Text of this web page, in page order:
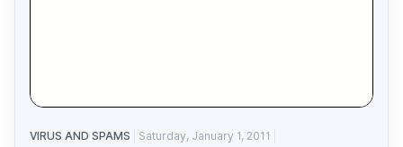
VIRUS AND SPAMS
Saturday, January 1, 2011